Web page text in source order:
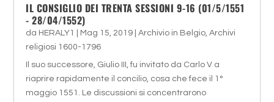
IL CONSIGLIO DEI TRENTA SESSIONI 9-16 (01/5/1551
- 28/04/1552)
da HERALY1 Mag 15, 2019 |Archivio in Belgio,Archivi
religiosi 1600-1796
Il suo successore, Giulio III, fu invitato da Carlo V a
riaprire rapidamente il concilio, cosa che fece il 1°
maggio 1551. Le discussioni si concentrarono